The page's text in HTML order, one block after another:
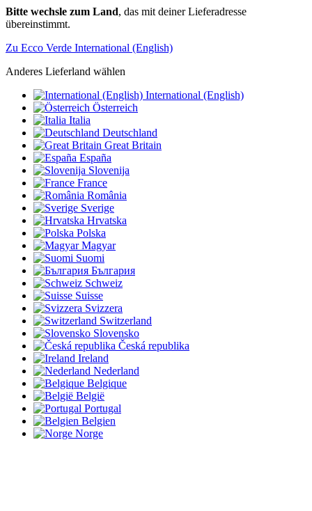
Bitte wechsle zum Land, das mit deiner Lieferadresse
übereinstimmt.
Zu Ecco Verde International (English)
Anderes Lieferland wählen
International (English)
Österreich
Italia
Deutschland
Great Britain
España
Slovenija
France
România
Sverige
Hrvatska
Polska
Magyar
Suomi
България
Schweiz
Suisse
Svizzera
Switzerland
Slovensko
Česká republika
Ireland
Nederland
Belgique
België
Portugal
Belgien
Norge